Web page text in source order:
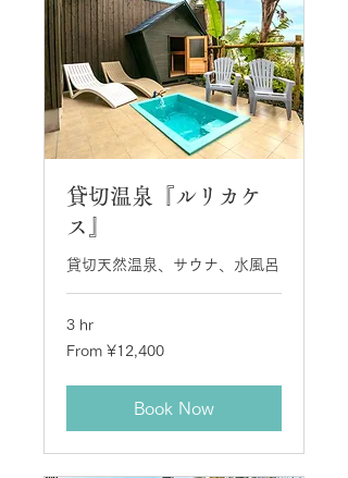
貸切温泉『ルリカケ
ス』
貸切天然温泉、サウナ、水風呂
3 hr
From
12,400
From ¥12,400
Book Now